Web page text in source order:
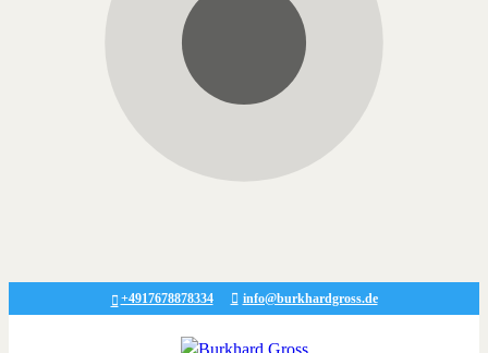
+4917678878334 info@burkhardgross.de